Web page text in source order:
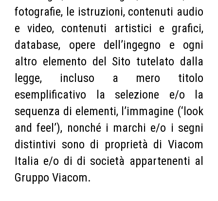
fotografie, le istruzioni, contenuti audio
e video, contenuti artistici e grafici,
database, opere dell’ingegno e ogni
altro elemento del Sito tutelato dalla
legge, incluso a mero titolo
esemplificativo la selezione e/o la
sequenza di elementi, l’immagine (‘look
and feel’), nonché i marchi e/o i segni
distintivi sono di proprietà di Viacom
Italia e/o di di società appartenenti al
Gruppo Viacom.